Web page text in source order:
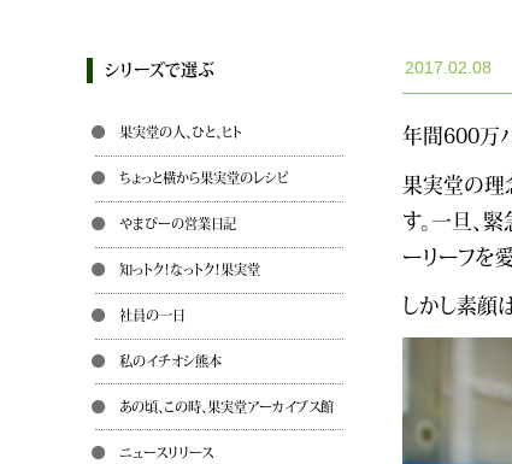
2017.02.08
年間600万
果実堂の理
す。一旦、
ーリーフを
しかし素顔
シリーズで選ぶ
果実堂の人、ひと、ヒト
ちょっと横から果実堂のレシピ
やまぴーの営業日記
知っトク！なっトク！果実堂
社員の一日
私のイチオシ熊本
あの頃、この時、果実堂アーカイブス館
ニュースリリース